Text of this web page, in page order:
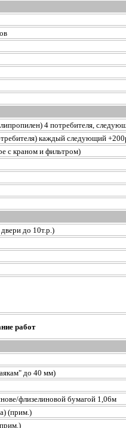
4 потребителя,
каждый следующий
с краном и фильтром)
до 10т.р.)
работ
до 40 мм)
флизелиновой бумагой 1,06м
(прим.)